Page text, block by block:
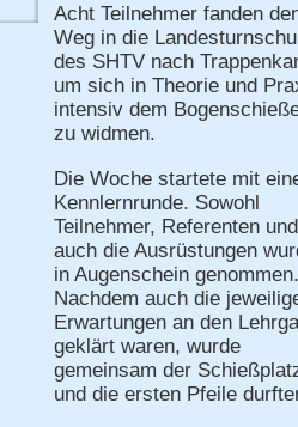
Acht Teilnehmer fanden
Weg in die
des SHTV nach
um sich in Theorie und
intensiv dem
zu widmen.
Die Woche startete mit
Kennlernrunde. Sowohl
Teilnehmer, Referenten und
auch die Ausrüstungen
in Augenschein genommen.
Nachdem auch die
Erwartungen an den
geklärt waren, wurde
gemeinsam der
und die ersten Pfeile